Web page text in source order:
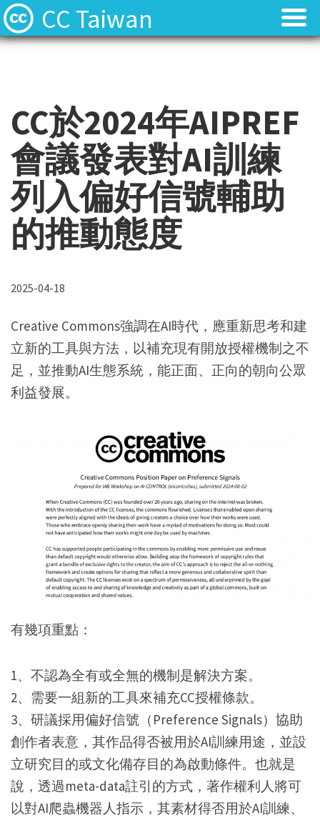
CC Taiwan
CC於2024年AIPREF
會議發表對AI訓練
列入偏好信號輔助
的推動態度
2025-04-18
Creative Commons強調在AI時代，應重新思考和建
立新的工具與方法，以補充現有開放授權機制之不
足，並推動AI生態系統，能正面、正向的朝向公眾
利益發展。
有幾項重點：
1、不認為全有或全無的機制是解決方案。
2、需要一組新的工具來補充CC授權條款。
3、研議採用偏好信號（Preference Signals）協助
創作者表意，其作品得否被用於AI訓練用途，並設
立研究目的或文化備存目的為啟動條件。也就是
說，透過meta-data註引的方式，著作權利人將可
以對AI爬蟲機器人指示，其素材得否用於AI訓練、